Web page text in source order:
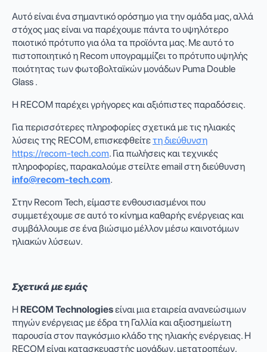
Αυτό είναι ένα σημαντικό ορόσημο για την ομάδα μας, αλλά
στόχος μας είναι να παρέχουμε πάντα το υψηλότερο
ποιοτικό πρότυπο για όλα τα προϊόντα μας. Με αυτό το
πιστοποιητικό η Recom υπογραμμίζει το πρότυπο υψηλής
ποιότητας των φωτοβολταϊκών μονάδων Puma Double
Glass .
Η RECOM παρέχει γρήγορες και αξιόπιστες παραδόσεις.
Για περισσότερες πληροφορίες σχετικά με τις ηλιακές
λύσεις της RECOM, επισκεφθείτετη διεύθυνση
https://recom-tech.com. Για πωλήσεις και τεχνικές
πληροφορίες, παρακαλούμε στείλτε email στη διεύθυνση
info@recom-tech.com.
Στην Recom Tech, είμαστε ενθουσιασμένοι που
συμμετέχουμε σε αυτό το κίνημα καθαρής ενέργειας και
συμβάλλουμε σε ένα βιώσιμο μέλλον μέσω καινοτόμων
ηλιακών λύσεων.
Σχετικά με εμάς
Η RECOM Technologiesείναι μια εταιρεία ανανεώσιμων
πηγών ενέργειας με έδρα τη Γαλλία και αξιοσημείωτη
παρουσία στον παγκόσμιο κλάδο της ηλιακής ενέργειας. Η
RECOM είναι κατασκευαστής μονάδων, μετατροπέων,